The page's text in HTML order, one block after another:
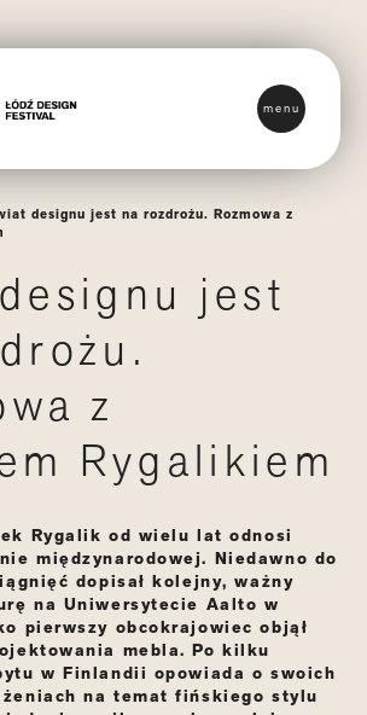
menu
designu jest na rozdrożu. Rozmowa z
jest
z
Rygalikiem
Rygalik od wielu lat odnosi
międzynarodowej. Niedawno do
dopisał kolejny, ważny
na Uniwersytecie Aalto w
pierwszy obcokrajowiec objął
mebla. Po kilku
w Finlandii opowiada o swoich
na temat fińskiego stylu